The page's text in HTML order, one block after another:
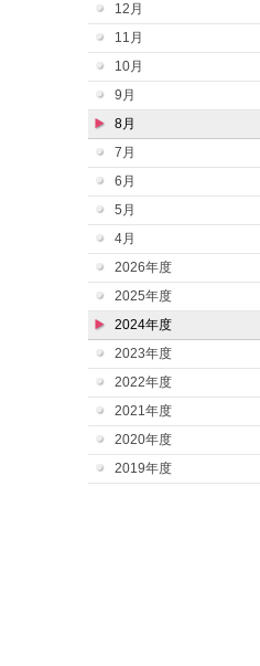
12月
11月
10月
9月
8月
7月
6月
5月
4月
2026年度
2025年度
2024年度
2023年度
2022年度
2021年度
2020年度
2019年度